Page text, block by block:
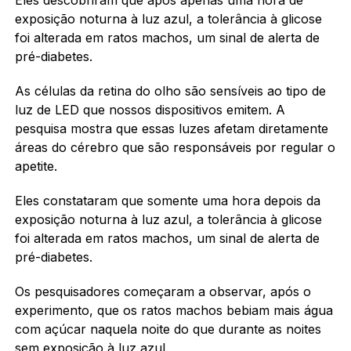
exposição noturna à luz azul, a tolerância à glicose
foi alterada em ratos machos, um sinal de alerta de
pré-diabetes.
As células da retina do olho são sensíveis ao tipo de
luz de LED que nossos dispositivos emitem. A
pesquisa mostra que essas luzes afetam diretamente
áreas do cérebro que são responsáveis por regular o
apetite.
Eles constataram que somente uma hora depois da
exposição noturna à luz azul, a tolerância à glicose
foi alterada em ratos machos, um sinal de alerta de
pré-diabetes.
Os pesquisadores começaram a observar, após o
experimento, que os ratos machos bebiam mais água
com açúcar naquela noite do que durante as noites
sem exposição à luz azul.